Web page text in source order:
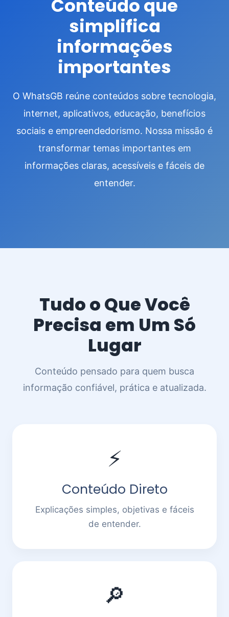
Conteúdo que
simplifica
informações
importantes
O WhatsGB reúne conteúdos sobre tecnologia,
internet, aplicativos, educação, benefícios
sociais e empreendedorismo. Nossa missão é
transformar temas importantes em
informações claras, acessíveis e fáceis de
entender.
Tudo o Que Você
Precisa em Um Só
Lugar
Conteúdo pensado para quem busca
informação confiável, prática e atualizada.
⚡
Conteúdo Direto
Explicações simples, objetivas e fáceis
de entender.
🔎